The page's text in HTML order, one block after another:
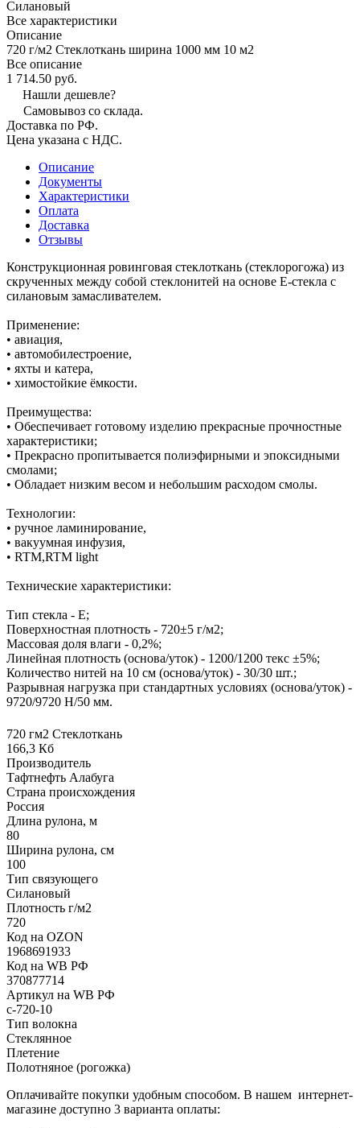
Силановый
Все характеристики
Описание
720 г/м2 Стеклоткань ширина 1000 мм 10 м2
Все описание
1 714.50 руб.
Нашли дешевле?
Самовывоз со склада.
Доставка по РФ.
Цена указана с НДС.
Описание
Документы
Характеристики
Оплата
Доставка
Отзывы
Конструкционная ровинговая стеклоткань (стеклорогожа) из
скрученных между собой стеклонитей на основе Е-стекла с
силановым замасливателем.
Применение:
• авиация,
• автомобилестроение,
• яхты и катера,
• химостойкие ёмкости.
Преимущества:
• Обеспечивает готовому изделию прекрасные прочностные
характеристики;
• Прекрасно пропитывается полиэфирными и эпоксидными
смолами;
• Обладает низким весом и небольшим расходом смолы.
Технологии:
• ручное ламинирование,
• вакуумная инфузия,
• RTM,RTM light
Технические характеристики:
Тип стекла - Е;
Поверхностная плотность - 720±5 г/м2;
Массовая доля влаги - 0,2%;
Линейная плотность (основа/уток) - 1200/1200 текс ±5%;
Количество нитей на 10 см (основа/уток) - 30/30 шт.;
Разрывная нагрузка при стандартных условиях (основа/уток) -
9720/9720 Н/50 мм.
720 гм2 Стеклоткань
166,3 Кб
Производитель
Тафтнефть Алабуга
Страна происхождения
Россия
Длина рулона, м
80
Ширина рулона, см
100
Тип связующего
Силановый
Плотность г/м2
720
Код на OZON
1968691933
Код на WB РФ
370877714
Артикул на WB РФ
с-720-10
Тип волокна
Стеклянное
Плетение
Полотняное (рогожка)
Оплачивайте покупки удобным способом. В нашем интернет-
магазине доступно 3 варианта оплаты: